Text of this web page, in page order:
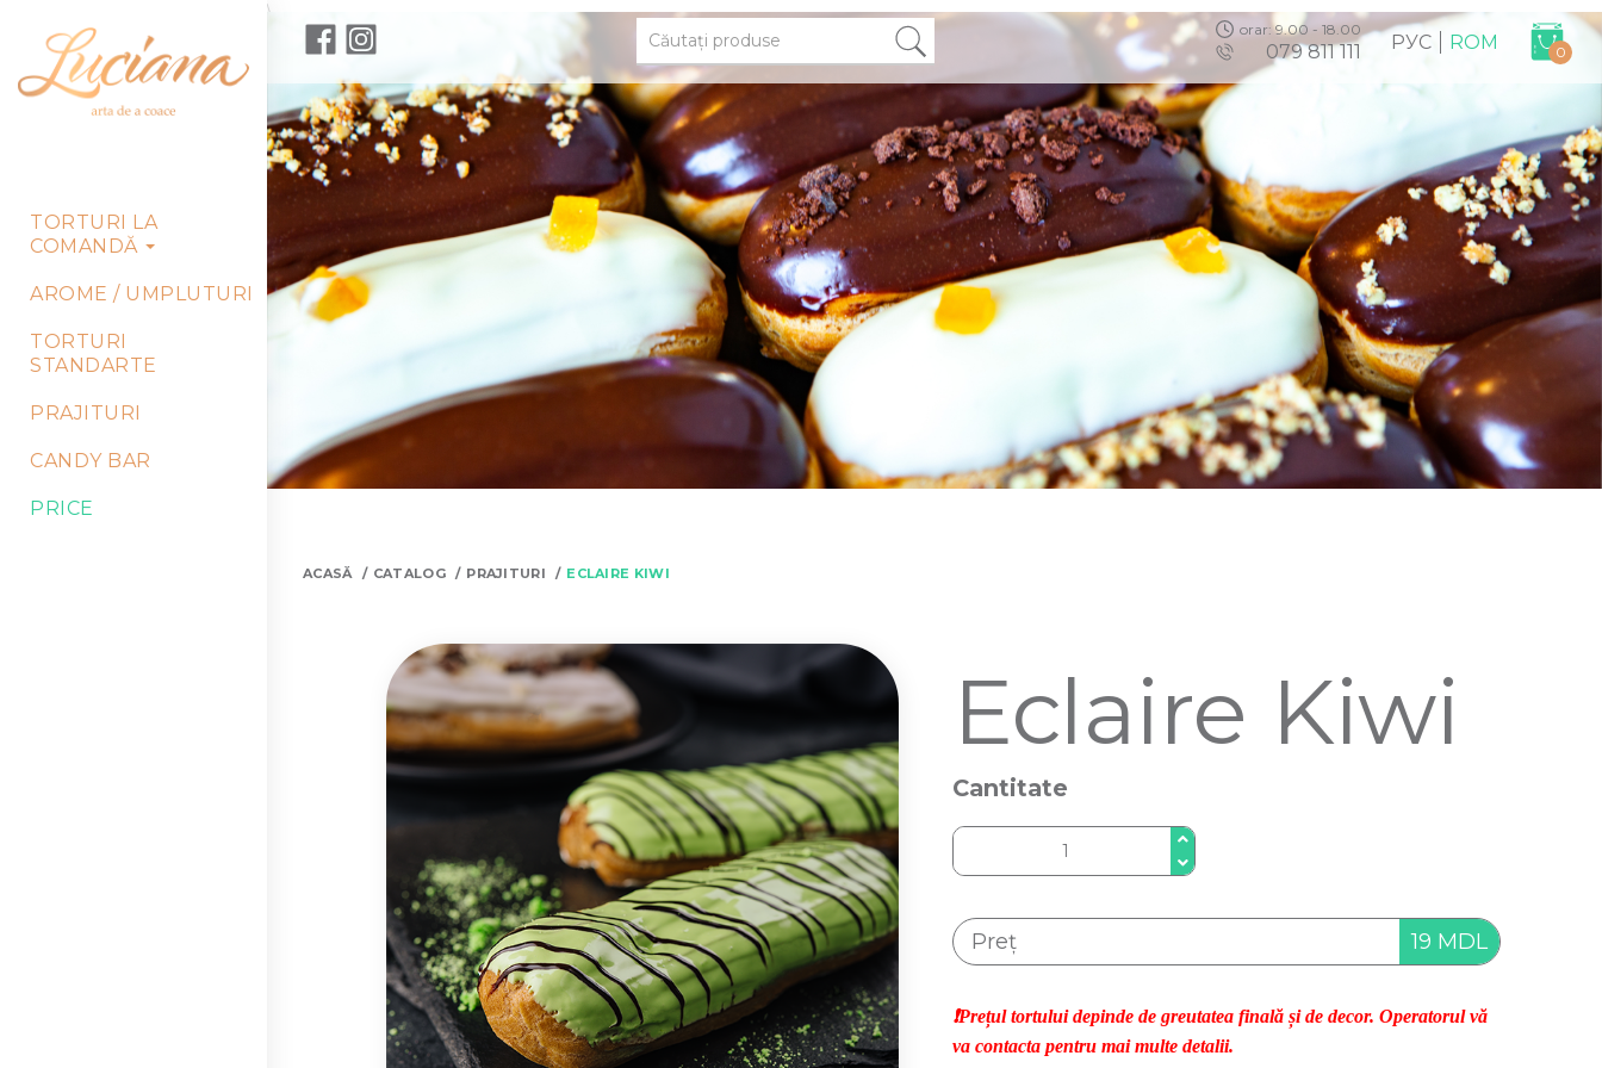
TORTURI LA
COMANDĂ
AROME / UMPLUTURI
TORTURI
STANDARTE
PRAJITURI
CANDY BAR
PRICE
orar: 9.00 - 18.00
079 811 111 РУС ROM 0
\
ACASĂ CATALOG PRAJITURI ECLAIRE KIWI
Eclaire Kiwi
Cantitate
Preț 19 MDL
❗Prețul tortului depinde de greutatea finală și de decor. Operatorul vă
va contacta pentru mai multe detalii.